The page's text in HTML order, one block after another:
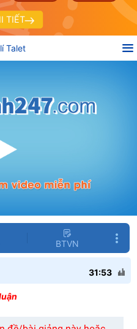
TIẾT
Talet
BTVN
31:53